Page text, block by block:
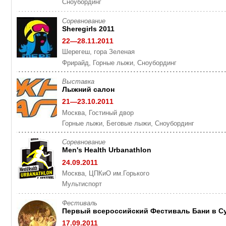
Cноубординг
Cоревнование
Sheregirls 2011
22—28.11.2011
Шерегеш, гора Зеленая
Фрирайд, Горные лыжи, Cноубординг
Выставка
Лыжний салон
21—23.10.2011
Москва, Гостиный двор
Горные лыжи, Беговые лыжи, Cноубординг
Cоревнование
Men's Health Urbanathlon
24.09.2011
Москва, ЦПКиО им.Горького
Мультиспорт
Фестиваль
Первый всероссийский Фестиваль Бани в
17.09.2011